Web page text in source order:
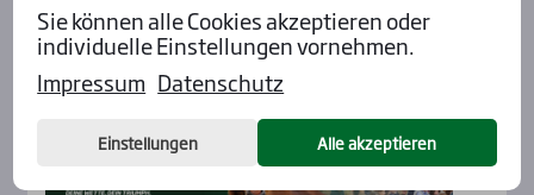
Aktu­el­les
Sie können alle Cookies akzeptieren oder
individuelle Einstellungen vornehmen.
Impressum Datenschutz
Einstellungen Alle akzeptieren